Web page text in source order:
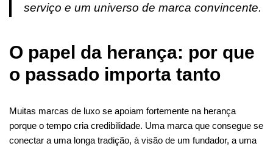
serviço e um universo de marca convincente.
O papel da herança: por que
o passado importa tanto
Muitas marcas de luxo se apoiam fortemente na herança
porque o tempo cria credibilidade. Uma marca que consegue se
conectar a uma longa tradição, à visão de um fundador, a uma